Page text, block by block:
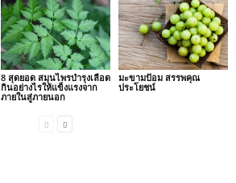
8 สุดยอด สมุนไพรบำรุงเลือด
กินอย่างไรให้แข็งแรงจาก
ภายในสู่ภายนอก
มะขามป้อม สรรพคุณ
ประโยชน์